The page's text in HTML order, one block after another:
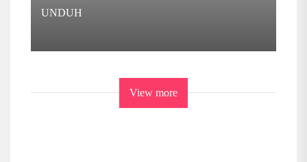
UNDUH
View more